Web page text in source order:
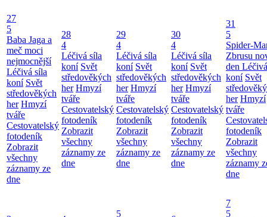
27
5
Baba Jaga a
meč moci
nejmocnější
Léčivá síla
koní Svět
středověkých
her Hmyzí
tváře
Cestovatelský
fotodeník
Zobrazit
všechny
záznamy ze
dne
28
4
Léčivá síla
koní Svět
středověkých
her Hmyzí
tváře
Cestovatelský
fotodeník
Zobrazit
všechny
záznamy ze
dne
29
4
Léčivá síla
koní Svět
středověkých
her Hmyzí
tváře
Cestovatelský
fotodeník
Zobrazit
všechny
záznamy ze
dne
30
4
Léčivá síla
koní Svět
středověkých
her Hmyzí
tváře
Cestovatelský
fotodeník
Zobrazit
všechny
záznamy ze
dne
31
5
Spider-
Zbrusu
den
koní Svět
her Hmyzí
tváře
fotodeník
Zobrazit
všechny
záznamy
dne
5
7
5